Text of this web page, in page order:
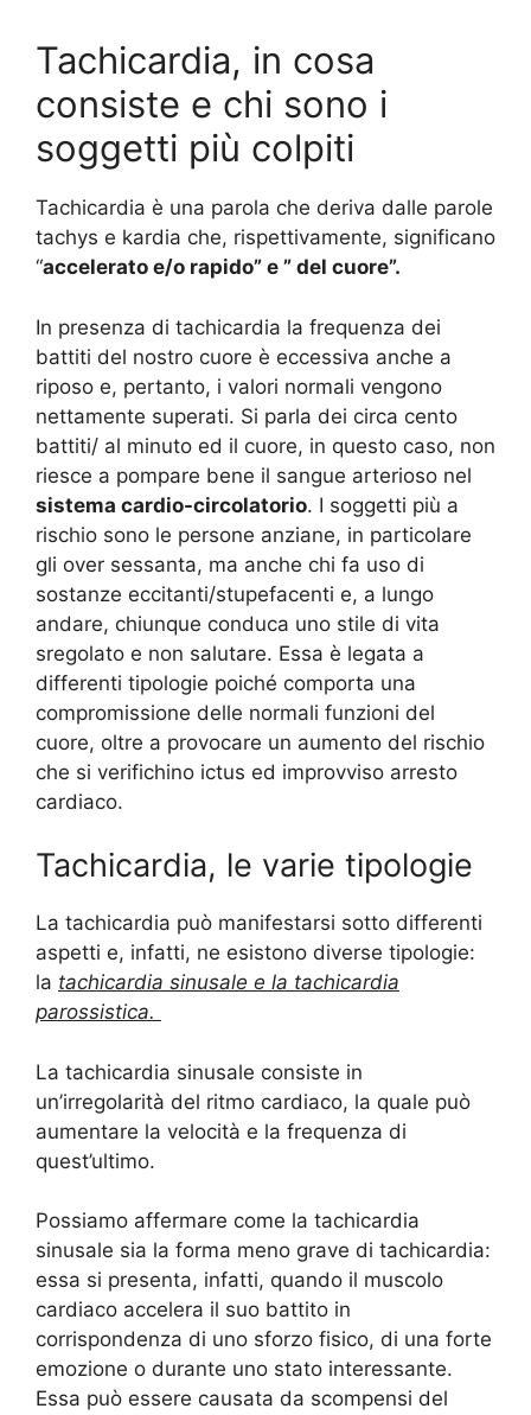
Tachicardia, in cosa
consiste e chi sono i
soggetti più colpiti
Tachicardia è una parola che deriva dalle parole
tachys e kardia che, rispettivamente, significano
“accelerato e/o rapido” e ” del cuore”.
In presenza di tachicardia la frequenza dei
battiti del nostro cuore è eccessiva anche a
riposo e, pertanto, i valori normali vengono
nettamente superati. Si parla dei circa cento
battiti/ al minuto ed il cuore, in questo caso, non
riesce a pompare bene il sangue arterioso nel
sistema cardio-circolatorio. I soggetti più a
rischio sono le persone anziane, in particolare
gli over sessanta, ma anche chi fa uso di
sostanze eccitanti/stupefacenti e, a lungo
andare, chiunque conduca uno stile di vita
sregolato e non salutare. Essa è legata a
differenti tipologie poiché comporta una
compromissione delle normali funzioni del
cuore, oltre a provocare un aumento del rischio
che si verifichino ictus ed improvviso arresto
cardiaco.
Tachicardia, le varie tipologie
La tachicardia può manifestarsi sotto differenti
aspetti e, infatti, ne esistono diverse tipologie:
la tachicardia sinusale e la tachicardia
parossistica.
La tachicardia sinusale consiste in
un’irregolarità del ritmo cardiaco, la quale può
aumentare la velocità e la frequenza di
quest’ultimo.
Possiamo affermare come la tachicardia
sinusale sia la forma meno grave di tachicardia:
essa si presenta, infatti, quando il muscolo
cardiaco accelera il suo battito in
corrispondenza di uno sforzo fisico, di una forte
emozione o durante uno stato interessante.
Essa può essere causata da scompensi del